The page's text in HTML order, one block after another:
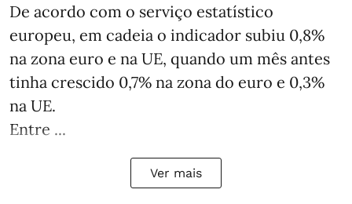
De acordo com o serviço estatístico
europeu, em cadeia o indicador subiu 0,8%
na zona euro e na UE, quando um mês antes
tinha crescido 0,7% na zona do euro e 0,3%
na UE.
Entre ...
Ver mais